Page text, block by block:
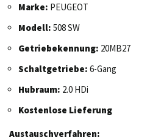
Marke: PEUGEOT
Modell: 508 SW
Getriebekennung: 20MB27
Schaltgetriebe: 6-Gang
Hubraum: 2.0 HDi
Kostenlose Lieferung
Austauschverfahren: